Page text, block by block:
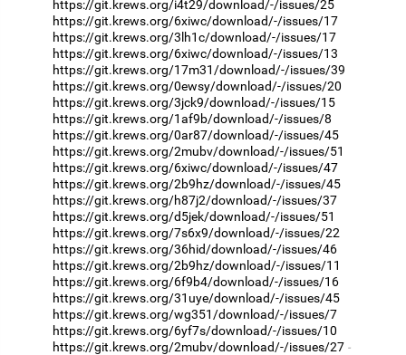
https://git.krews.org/i4t29/download/-/issues/25
https://git.krews.org/6xiwc/download/-/issues/17
https://git.krews.org/3lh1c/download/-/issues/17
https://git.krews.org/6xiwc/download/-/issues/13
https://git.krews.org/17m31/download/-/issues/39
https://git.krews.org/0ewsy/download/-/issues/20
https://git.krews.org/3jck9/download/-/issues/15
https://git.krews.org/1af9b/download/-/issues/8
https://git.krews.org/0ar87/download/-/issues/45
https://git.krews.org/2mubv/download/-/issues/51
https://git.krews.org/6xiwc/download/-/issues/47
https://git.krews.org/2b9hz/download/-/issues/45
https://git.krews.org/h87j2/download/-/issues/37
https://git.krews.org/d5jek/download/-/issues/51
https://git.krews.org/7s6x9/download/-/issues/22
https://git.krews.org/36hid/download/-/issues/46
https://git.krews.org/2b9hz/download/-/issues/11
https://git.krews.org/6f9b4/download/-/issues/16
https://git.krews.org/31uye/download/-/issues/45
https://git.krews.org/wg351/download/-/issues/7
https://git.krews.org/6yf7s/download/-/issues/10
https://git.krews.org/2mubv/download/-/issues/27